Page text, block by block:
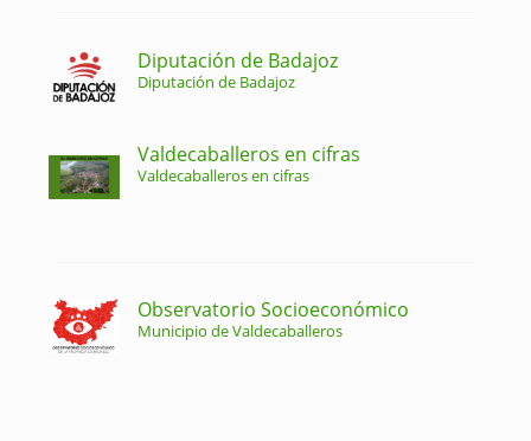
Diputación de Badajoz
Diputación de Badajoz
Valdecaballeros en cifras
Valdecaballeros en cifras
Observatorio Socioeconómico
Municipio de Valdecaballeros